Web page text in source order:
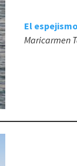
El
Maricarmen